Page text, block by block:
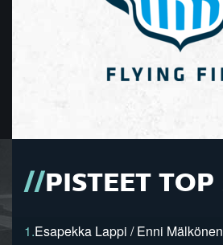
PISTEET TOP
1.Esapekka Lappi / Enni